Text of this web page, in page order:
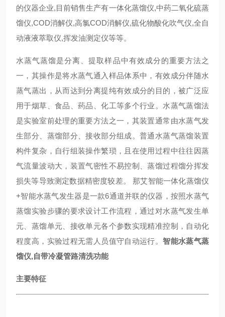
的仪器企业,目前销售生产有一体化蒸馏仪,中药二氧化硫蒸
馏仪,COD消解仪,高氯COD消解仪,硫化物酸化吹气仪,全自
动液液萃取仪,挥发油测定仪等等。
水蒸气蒸馏是分离、提取样品中有效成分的重要方法之
一，其操作是将水蒸气通入样品体系中，有效成分伴随水
蒸气蒸出，从而达到分离提纯有效成分的目的，被广泛应
用于烟草、食品、药品、化工等多个行业。水蒸气蒸馏法
是实验室前处理的重要方法之一，其装置通常由水蒸气发
生部分、蒸馏部分、接收部分组成。普通水蒸气蒸馏装置
构件复杂，自行组装操作繁琐，且在使用过程中往往因蒸
气流量波动大，装置气密性不易控制、蒸馏过程馏分挥发
损失等导致测定数据精密度较差。 那艾智能一体化蒸馏仪
+智能水蒸气发生器是一款6通道并联的仪器，按照水蒸气
蒸馏实验步骤的要求设计工作流程，通过对水蒸气发生单
元、蒸馏单元、接收单元各个参数实现精准控制，自动化
程度高，实验过程无需人员值守自动运行。智能水蒸气蒸
馏仪,自带冷凝管路清洗功能
主要特征